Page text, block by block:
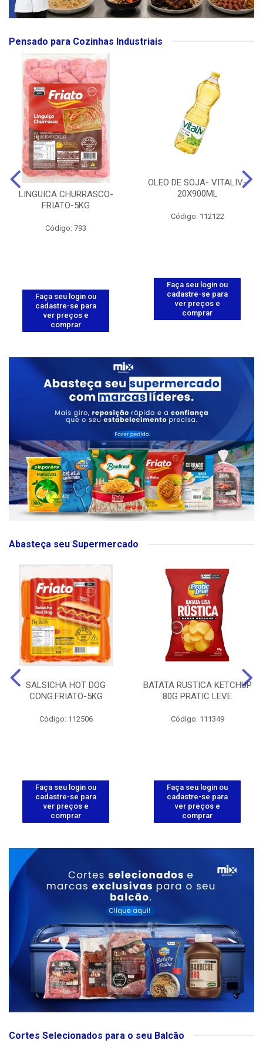
Pensado para Cozinhas Industriais
LINGUICA CHURRASCO-
FRIATO-5KG
Código: 793
Faça seu login ou
cadastre-se para
ver preços e
comprar
OLEO DE SOJA- VITALIV-
20X900ML
Código: 112122
Faça seu login ou
cadastre-se para
ver preços e
comprar
Abasteça seu Supermercado
SALSICHA HOT DOG
CONG.FRIATO-5KG
Código: 112506
Faça seu login ou
cadastre-se para
ver preços e
comprar
BATATA RUSTICA KETCHUP
80G PRATIC LEVE
Código: 111349
Faça seu login ou
cadastre-se para
ver preços e
comprar
Cortes Selecionados para o seu Balcão